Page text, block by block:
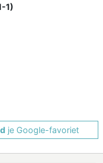
1)
je Google-favoriet